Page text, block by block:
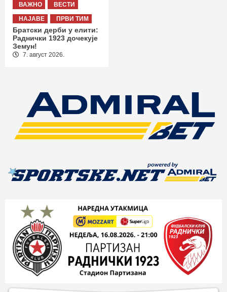
ВАЖНО
ВЕСТИ
НАЈАВЕ
ПРВИ ТИМ
Братски дерби у елити:
Раднички 1923 дочекује
Земун!
7. август 2026.